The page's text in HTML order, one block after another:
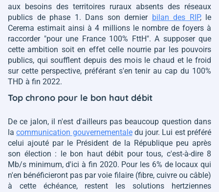
aux besoins des territoires ruraux absents des réseaux
publics de phase 1. Dans son dernier bilan des RIP, le
Cerema estimait ainsi à 4 millions le nombre de foyers à
raccorder "pour une France 100% FttH". A supposer que
cette ambition soit en effet celle nourrie par les pouvoirs
publics, qui soufflent depuis des mois le chaud et le froid
sur cette perspective, préférant s'en tenir au cap du 100%
THD à fin 2022.
Top chrono pour le bon haut débit
De ce jalon, il n'est d'ailleurs pas beaucoup question dans
lacommunication gouvernementaledu jour. Lui est préféré
celui ajouté par le Président de la République peu après
son élection : le bon haut débit pour tous, c'est-à-dire 8
Mb/s minimum, d'ici à fin 2020. Pour les 6% de locaux qui
n'en bénéficieront pas par voie filaire (fibre, cuivre ou câble)
à cette échéance, restent les solutions hertziennes